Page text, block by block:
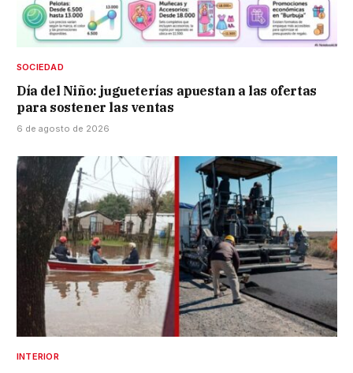
SOCIEDAD
Día del Niño: jugueterías apuestan a las ofertas
para sostener las ventas
6 de agosto de 2026
INTERIOR